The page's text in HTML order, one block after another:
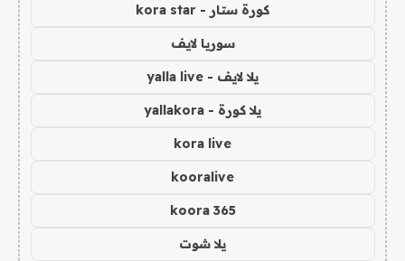
كورة ستار - kora star
سوريا لايف
يلا لايف - yalla live
يلا كورة - yallakora
kora live
kooralive
koora 365
يلا شوت